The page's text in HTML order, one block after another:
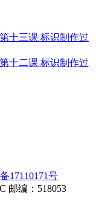
十三课 标识制作过
十二课 标识制作过
17110171号
邮编：518053